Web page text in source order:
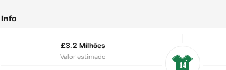
Info
£3.2 Milhões
Valor estimado
14